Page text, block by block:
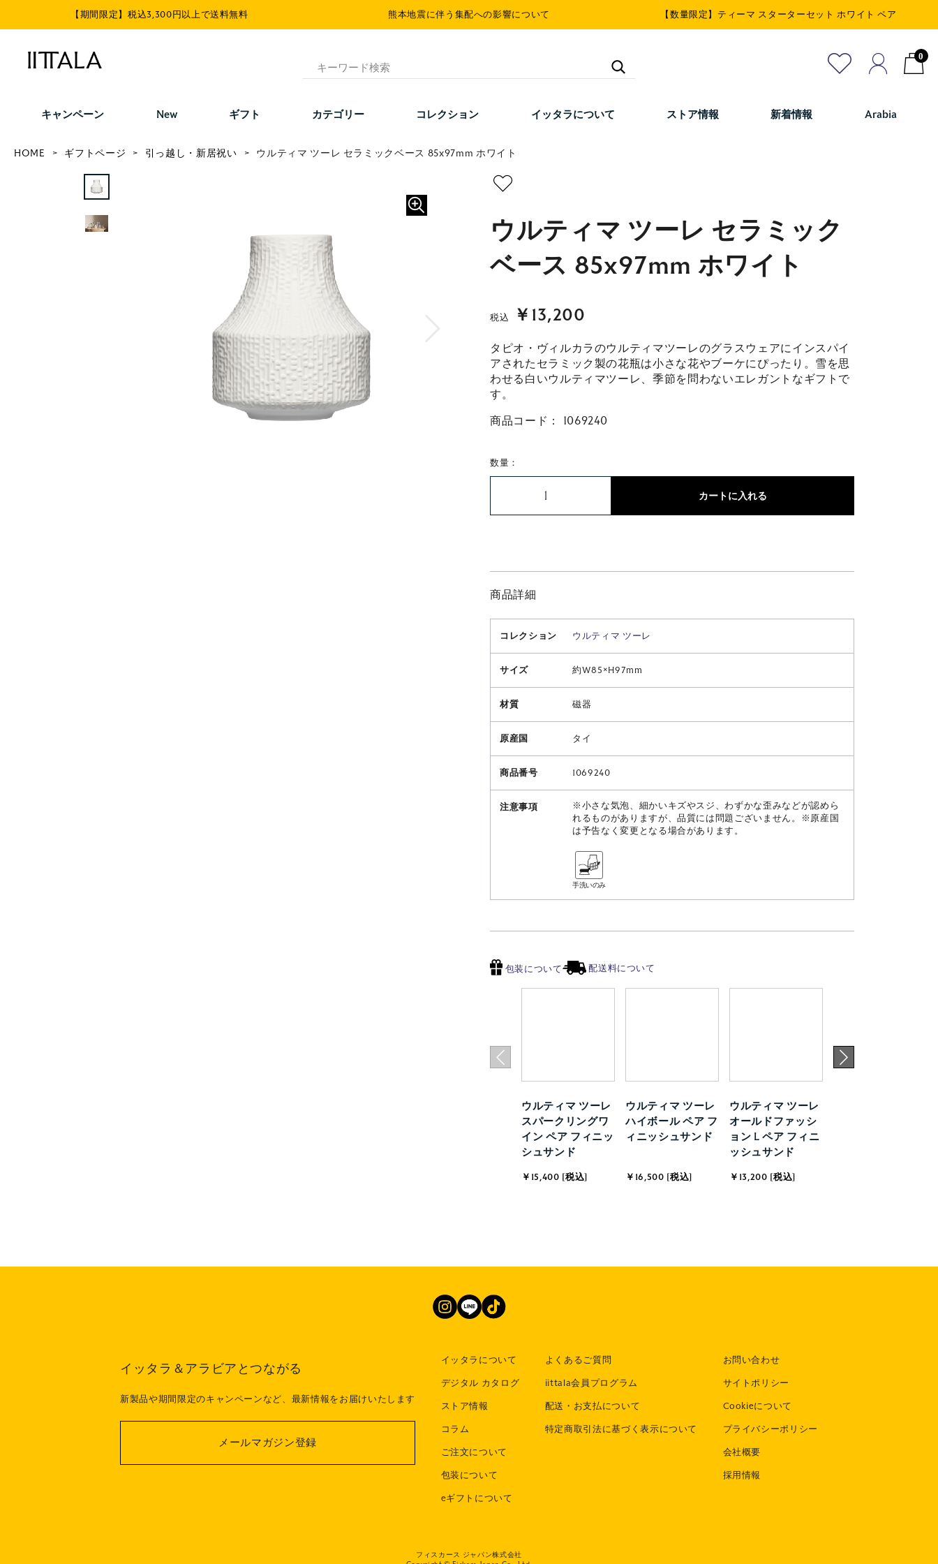
【期間限定】税込3,300円以上で送料無料 熊本地震に伴う集配への影響について 【数量限定】ティーマ スターターセット ホワイト ペア
0
キャンペーン New ギフト カテゴリー コレクション イッタラについて ストア情報 新着情報 Arabia
HOME ギフトページ 引っ越し・新居祝い ウルティマ ツーレ セラミックベース 85x97mm ホワイト
ウルティマ ツーレ セラミック
ベース 85x97mm ホワイト
税込 ￥13,200
タピオ・ヴィルカラのウルティマツーレのグラスウェアにインスパイ
アされたセラミック製の花瓶は小さな花やブーケにぴったり。雪を思
わせる白いウルティマツーレ、季節を問わないエレガントなギフトで
す。
商品コード： 1069240
数量：
カートに入れる
商品詳細
コレクション ウルティマ ツーレ
サイズ 約W85×H97mm
材質 磁器
原産国 タイ
商品番号 1069240
注意事項
※小さな気泡、細かいキズやスジ、わずかな歪みなどが認めら
れるものがありますが、品質には問題ございません。※原産国
は予告なく変更となる場合があります。
手洗いのみ
包装について 配送料について
ウルティマ ツーレ
スパークリングワ
イン ペア フィニッ
シュサンド
￥15,400 [税込]
ウルティマ ツーレ
ハイボール ペア フ
ィニッシュサンド
￥16,500 [税込]
ウルティマ ツーレ
オールドファッシ
ョン L ペア フィニ
ッシュサンド
￥13,200 [税込]
イッタラ＆アラビアとつながる
新製品や期間限定のキャンペーンなど、最新情報をお届けいたします
メールマガジン登録
イッタラについて
デジタル カタログ
ストア情報
コラム
ご注文について
包装について
eギフトについて
よくあるご質問
iittala会員プログラム
配送・お支払について
特定商取引法に基づく表示について
お問い合わせ
サイトポリシー
Cookieについて
プライバシーポリシー
会社概要
採用情報
フィスカース ジャパン株式会社